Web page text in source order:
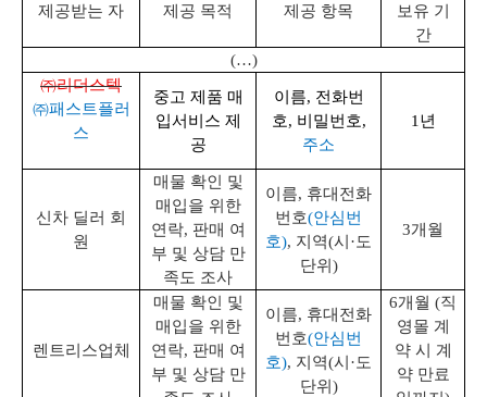
제공받는 자 제공 목적 제공 항목
보유 기
간
(…)
㈜리더스텍
㈜패스트플러
스
중고 제품 매
입서비스 제
공
이름, 전화번
호, 비밀번호,
주소
1 년
신차 딜러 회
원
매물 확인 및
매입을 위한
연락, 판매 여
부 및 상담 만
족도 조사
이름, 휴대전화
번호(안심번
호), 지역(시·도
단위)
3개월
렌트리스업체
매물 확인 및
매입을 위한
연락, 판매 여
부 및 상담 만
이름, 휴대전화
번호(안심번
호), 지역(시·도
단위)
6개월 (직
영몰 계
약 시 계
약 만료